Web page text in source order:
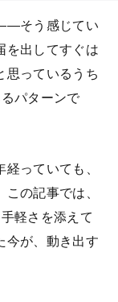
そう感じてい
を出してすぐは
思っているうち
パターンで
っていても、
の記事では、
軽さを添えて
今が、動き出す